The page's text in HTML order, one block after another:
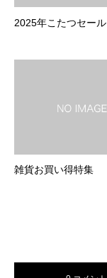
2025年こたつセール
雑貨お買い得特集